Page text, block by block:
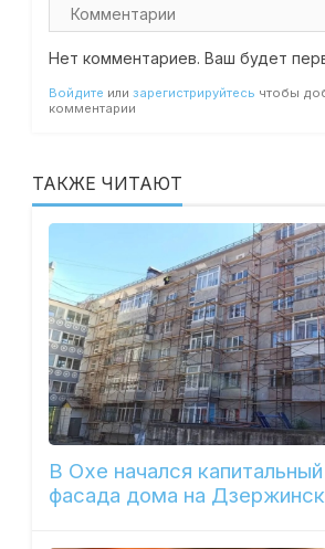
Нет комментариев. Ваш будет
Войдите или зарегистрируйтесь чтобы
комментарии
ТАКЖЕ ЧИТАЮТ
В Охе начался
фасада дома на